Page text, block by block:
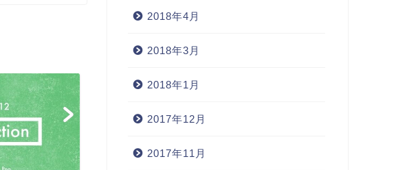
2018年4月
2018年3月
2018年1月
2017年12月
2017年11月